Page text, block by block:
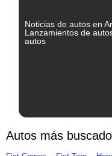
Noticias de autos en
Lanzamientos de
autos
Autos más